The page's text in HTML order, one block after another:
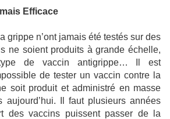
Efficace
grippe n’ont jamais été testés sur des
ne soient produits à grande échelle,
de vaccin antigrippe… Il est
de tester un vaccin contre la
soit produit et administré en masse
aujourd’hui. Il faut plusieurs années
des vaccins puissent passer de la